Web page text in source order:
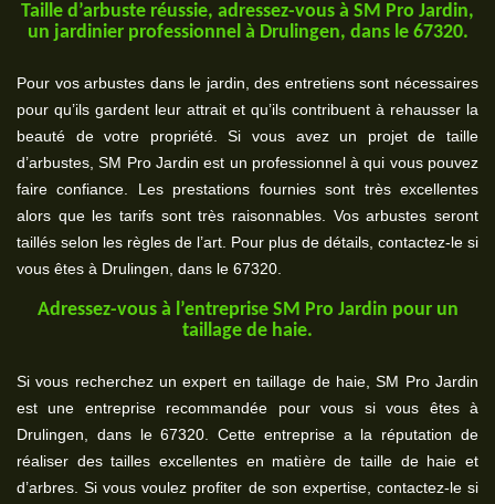
Taille d’arbuste réussie, adressez-vous à SM Pro Jardin,
un jardinier professionnel à Drulingen, dans le 67320.
Pour vos arbustes dans le jardin, des entretiens sont nécessaires
pour qu’ils gardent leur attrait et qu’ils contribuent à rehausser la
beauté de votre propriété. Si vous avez un projet de taille
d’arbustes, SM Pro Jardin est un professionnel à qui vous pouvez
faire confiance. Les prestations fournies sont très excellentes
alors que les tarifs sont très raisonnables. Vos arbustes seront
taillés selon les règles de l’art. Pour plus de détails, contactez-le si
vous êtes à Drulingen, dans le 67320.
Adressez-vous à l’entreprise SM Pro Jardin pour un
taillage de haie.
Si vous recherchez un expert en taillage de haie, SM Pro Jardin
est une entreprise recommandée pour vous si vous êtes à
Drulingen, dans le 67320. Cette entreprise a la réputation de
réaliser des tailles excellentes en matière de taille de haie et
d’arbres. Si vous voulez profiter de son expertise, contactez-le si